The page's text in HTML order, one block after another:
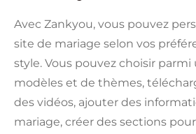
Avec Zankyou, vous pouvez
site de mariage selon vos
style. Vous pouvez choisir
modèles et de thèmes,
des vidéos, ajouter des
mariage, créer des sections